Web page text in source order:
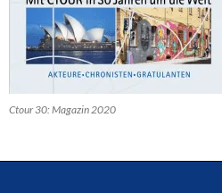
Ctour 30: Magazin 2020